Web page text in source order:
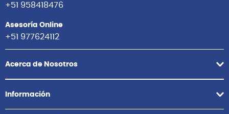
+51 958418476
Asesoría Online
+51 977624112
Acerca de Nosotros
Información